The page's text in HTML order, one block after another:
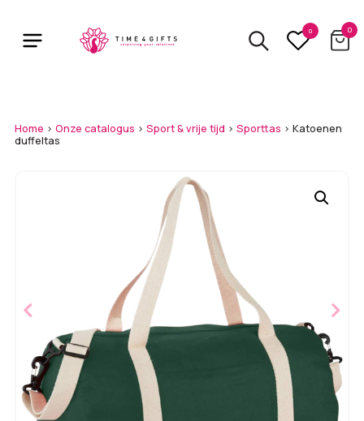
main
0 0
Home > Onze catalogus > Sport & vrije tijd > Sporttas > Katoenen
duffeltas